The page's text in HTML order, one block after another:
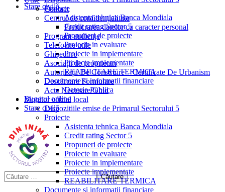
Stare civilă
Proiecte
Asistenta tehnica Banca Mondiala
Credit rating Sector 5
Propuneri de proiecte
Proiecte in evaluare
Proiecte in implementare
Proiecte implementate
REABILITARE TERMICA
Documente si informatii financiare
Datorie Publica
Bugetul online
Stare civilă
Contact
Centrul de confidențialitate
Prelucrarea datelor cu caracter personal
Program audiențe
Telefoane utile
Ghișeul.ro
Asociații de proprietari
Autorizații De Construire – Certificate De Urbanism
Descărcare Formulare
Acte Necesare/Ghid
Monitor oficial local
Dispozitiile emise de Primarul Sectorului 5
Proiecte
Asistenta tehnica Banca Mondiala
Credit rating Sector 5
Propuneri de proiecte
Proiecte in evaluare
Proiecte in implementare
Proiecte implementate
REABILITARE TERMICA
Documente si informatii financiare